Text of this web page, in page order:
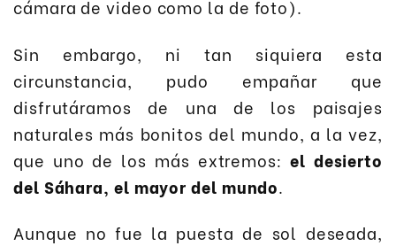
cámara de video como la de foto).
Sin embargo, ni tan siquiera esta
circunstancia, pudo empañar que
disfrutáramos de una de los paisajes
naturales más bonitos del mundo, a la vez,
que uno de los más extremos: el desierto
del Sáhara, el mayor del mundo.
Aunque no fue la puesta de sol deseada,